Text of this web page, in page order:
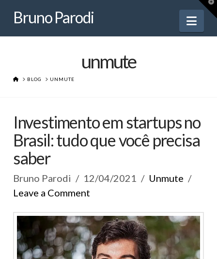
Bruno
Parodi
Bruno Parodi
unmute
HOME
BLOG UNMUTE
Investimento em startups no
Brasil: tudo que você precisa
saber
Bruno Parodi 12/04/2021
Unmute
Leave a Comment